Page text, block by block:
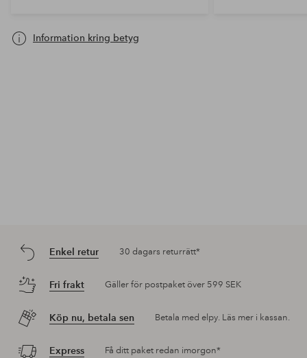
Information kring betyg
Enkel retur 30 dagars returrätt*
Fri frakt Gäller för postpaket över 599 SEK
Köp nu, betala sen Betala med elpy. Läs mer i kassan.
Express Få ditt paket redan imorgon*